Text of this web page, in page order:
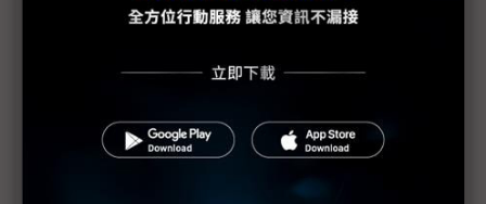
魏哲家自嘲含淚打造台積美廠 NYT剖析1.8萬條法規
從DeepSeek到H200鬆綁 盤點NVIDIA 2025年十大
新的逆襲之路？ 業者估未來5~10年中國將竄出多家